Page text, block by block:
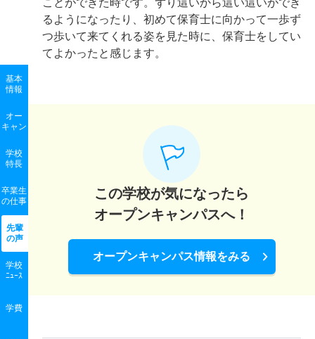
基本
情報
オー
キャン
学校
特長
卒業生
の仕事
先輩
の声
学校
ﾆｭｰｽ
学費
ことができた時です。ずり這いから這い這いができ
るようになったり、初めて保育士に向かって一歩ず
つ歩いて来てくれる姿を見た時に、保育士をしてい
てよかったと感じます。
この学校が気になったら
オープンキャンパスへ！
オープンキャンパス情報をみる